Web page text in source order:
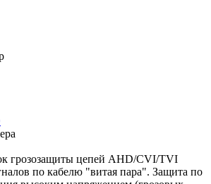
грозозащиты цепей AHD/CVI/TVI
по кабелю "витая пара". Защита по